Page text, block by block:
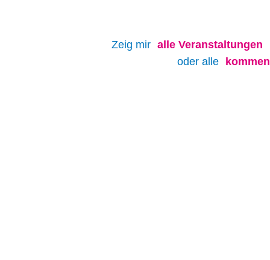
Zeig mir alle Veranstaltungen
oder alle